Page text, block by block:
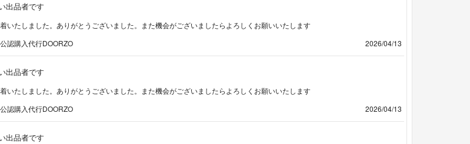
出品者です
いたしました。ありがとうございました。また機会がございましたらよろしくお願いいたします
認購入代行DOORZO
2026/04/13
出品者です
いたしました。ありがとうございました。また機会がございましたらよろしくお願いいたします
認購入代行DOORZO
2026/04/13
出品者です